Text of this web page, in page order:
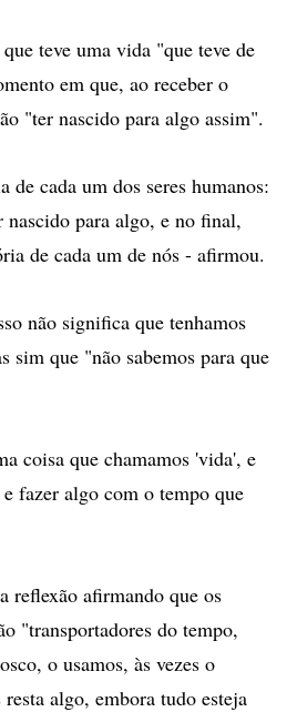
teve uma vida "que teve de
em que, ao receber o
"ter nascido para algo assim".
de cada um dos seres humanos:
nascido para algo, e no final,
de cada um de nós - afirmou.
não significa que tenhamos
sim que "não sabemos para que
coisa que chamamos 'vida', e
fazer algo com o tempo que
reflexão afirmando que os
"transportadores do tempo,
o usamos, às vezes o
resta algo, embora tudo esteja